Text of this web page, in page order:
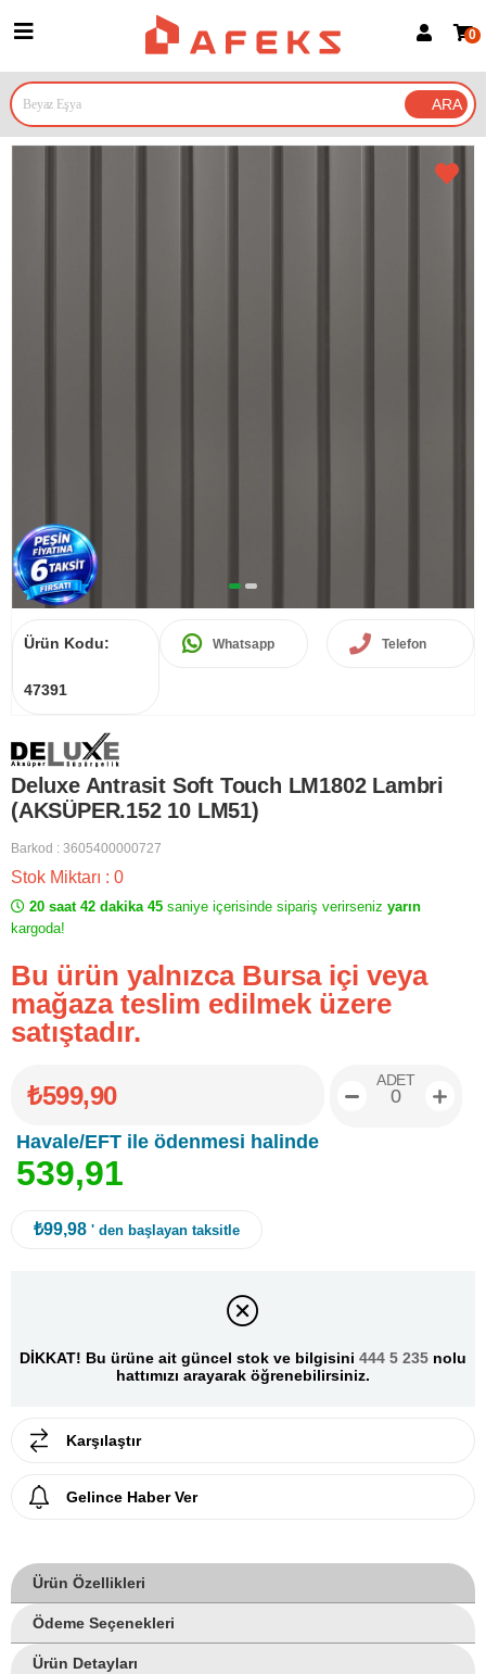
Google İle Bağlan
0
Ürün Kodu:
47391
Whatsapp Telefon
Deluxe Antrasit Soft Touch LM1802 Lambri
(AKSÜPER.152 10 LM51)
Barkod : 3605400000727
Stok Miktarı : 0
20 saat 42 dakika 45 saniye içerisinde sipariş verirseniz yarın
kargoda!
Bu ürün yalnızca Bursa içi veya
mağaza teslim edilmek üzere
satıştadır.
₺599,90
Havale/EFT ile ödenmesi halinde
539,91
ADET
₺99,98 ' den başlayan taksitle
DİKKAT! Bu ürüne ait güncel stok ve bilgisini 444 5 235 nolu
hattımızı arayarak öğrenebilirsiniz.
Karşılaştır
Gelince Haber Ver
Ürün Özellikleri
Ödeme Seçenekleri
Ürün Detayları